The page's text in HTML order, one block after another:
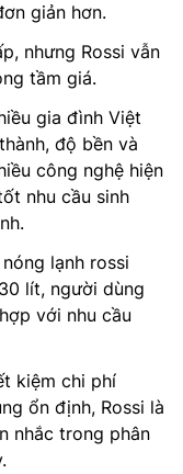
giản hơn.
nhưng Rossi vẫn
tầm giá.
gia đình Việt
độ bền và
công nghệ hiện
nhu cầu sinh
lạnh rossi
lít, người dùng
với nhu cầu
kiệm chi phí
ổn định, Rossi là
nhắc trong phân